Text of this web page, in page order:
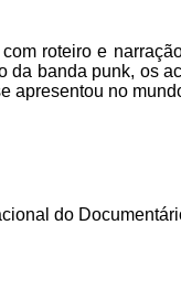
roteiro e
da banda punk, os
apresentou no
do